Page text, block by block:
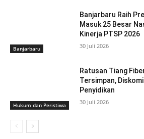
Banjarbaru
Banjarbaru Raih
Masuk 25 Besar
Kinerja PTSP 2026
30 Juli 2026
Hukum dan Peristiwa
Ratusan Tiang
Tersimpan,
Penyidikan
30 Juli 2026